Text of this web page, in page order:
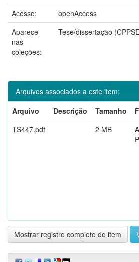
Acesso:
openAccess
Aparece
nas
coleções:
Tese/dissertação
Arquivos associados a este item:
Arquivo
Descrição Tamanho
TS447.pdf
2 MB
Mostrar registro completo do item